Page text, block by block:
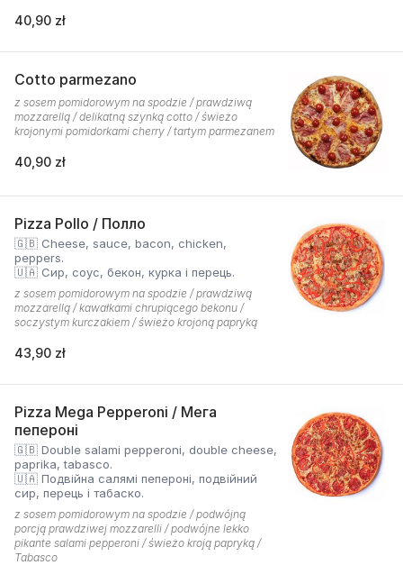
40,90 zł
Cotto parmezano
z sosem pomidorowym na spodzie / prawdziwą
mozzarellą / delikatną szynką cotto / świeżo
krojonymi pomidorkami cherry / tartym parmezanem
40,90 zł
Pizza Pollo / Полло
🇬🇧 Cheese, sauce, bacon, chicken,
peppers.
🇺🇦 Сир, соус, бекон, курка і перець.
z sosem pomidorowym na spodzie / prawdziwą
mozzarellą / kawałkami chrupiącego bekonu /
soczystym kurczakiem / świeżo krojoną papryką
43,90 zł
Pizza Mega Pepperoni / Мега
пепероні
🇬🇧 Double salami pepperoni, double cheese,
paprika, tabasco.
🇺🇦 Подвійна салямі пепероні, подвійний
сир, перець і табаско.
z sosem pomidorowym na spodzie / podwójną
porcją prawdziwej mozzarelli / podwójne lekko
pikante salami pepperoni / świeżo kroją papryką /
Tabasco